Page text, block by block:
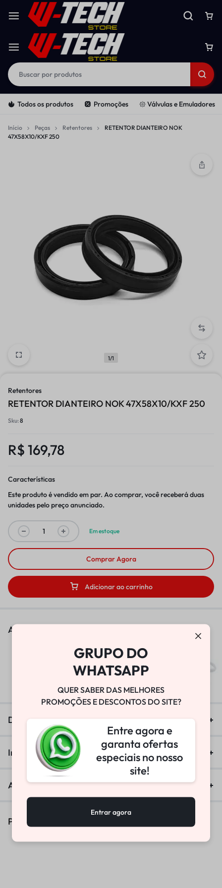
Todos os produtos Promoções 𑁍 Válvulas e Emuladores
Início Peças Retentores
RETENTOR DIANTEIRO NOK
47X58X10/KXF 250
1/1
Retentores
RETENTOR DIANTEIRO NOK 47X58X10/KXF 250
Sku:8
R$ 169,78
Características
Este produto é vendido em par. Ao comprar, você receberá duas
unidades pelo preço anunciado.
Em estoque
Adicionar ao carrinho
Comprar Agora
As pessoas também viram
BOMBA DE VÁCUO
25.800,00
Descrição
Informação adicional
Avaliações (0)
Produtos Similares
GRUPO DO
WHATSAPP
QUER SABER DAS MELHORES
PROMOÇÕES E DESCONTOS DO SITE?
Entre agora e
garanta ofertas
especiais no nosso
site!
Entrar agora